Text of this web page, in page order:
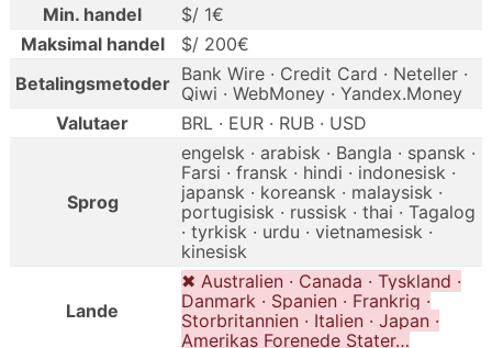
Min. handel
$/ 1€
Maksimal handel
$/ 200€
Betalingsmetoder Bank Wire · Credit Card · Neteller ·
Qiwi · WebMoney · Yandex.Money
Valutaer
BRL · EUR · RUB · USD
Sprog
engelsk · arabisk · Bangla · spansk ·
Farsi · fransk · hindi · indonesisk ·
japansk · koreansk · malaysisk ·
portugisisk · russisk · thai · Tagalog
· tyrkisk · urdu · vietnamesisk ·
kinesisk
Lande
✖ Australien · Canada · Tyskland ·
Danmark · Spanien · Frankrig ·
Storbritannien · Italien · Japan ·
Amerikas Forenede Stater…